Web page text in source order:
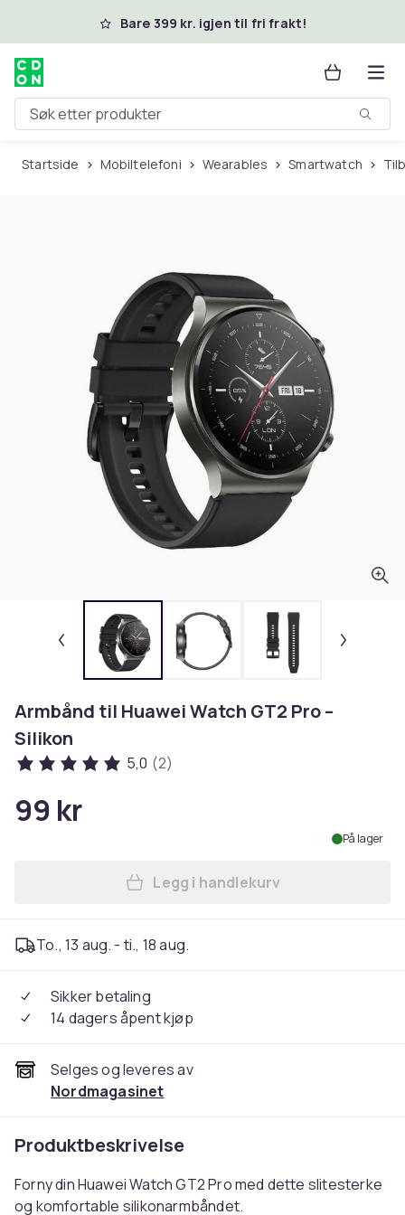
Hopp til hovedinnholdBare 399 kr. igjen til fri frakt!
Søk etter produkter
Startside Mobiltelefoni Wearables Smartwatch
Armbånd til Huawei Watch GT2 Pro –
Silikon
5,0 (2)
99 kr
På lager
Legg Armbånd til Huawei
Legg i handlekurv
To., 13 aug. - ti., 18 aug.
Sikker betaling
14 dagers åpent kjøp
Selges og leveres av
Nordmagasinet
Produktbeskrivelse
Forny din Huawei Watch GT2 Pro med dette slitesterke
og komfortable silikonarmbåndet.